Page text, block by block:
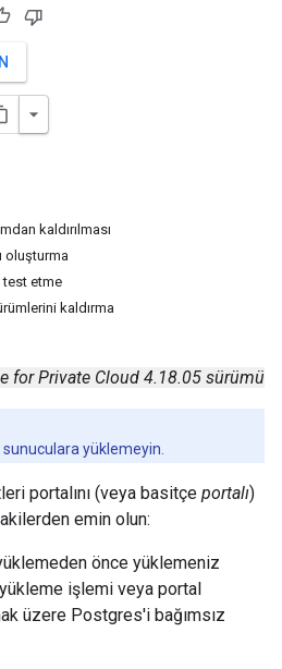
kaldırılması
oluşturma
test etme
kaldırma
for Private Cloud 4.18.05 sürümü
sunuculara yüklemeyin.
portalını (veya basitçe portalı)
emin olun:
önce yüklemeniz
işlemi veya portal
üzere Postgres'i bağımsız